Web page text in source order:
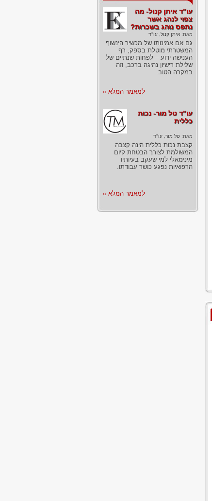
עו"ד איתן קנול- מה
צפוי לנהג אשר
נתפס נוהג בשכרות?
מאת: איתן קנול, עו"ד
גם אם אמינותו של מכשיר הינשוף
המשטרתי מוטלת בספק, רף
הענישה ידוע – לפחות שנתיים של
שלילת רישיון נהיגה ברכב, וזה
במקרה הטוב.
למאמר המלא »
עו"ד טל מור- נכות
כללית
מאת: טל מור, עו"ד
קצבת נכות כללית הינה קצבה
המשולמת לצורך הבטחת קיום
מינימאלי למי שעקב בעיותיו
הרפואיות נפגע כושר עבודתו.
למאמר המלא »